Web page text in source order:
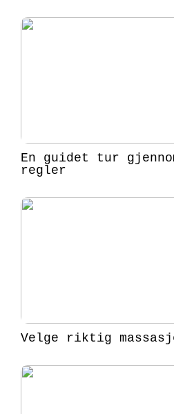
En guidet tur
regler
Velge riktig